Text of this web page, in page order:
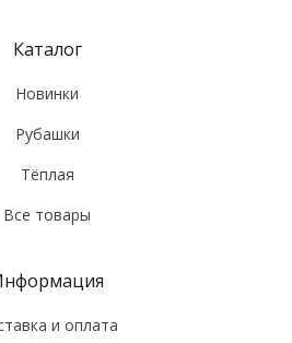
Новинки
Каталог
Рубашки
Тёплая
Все товары
и оплата